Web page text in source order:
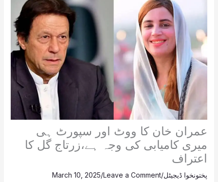
عمران خان کا ووٹ اور سپورٹ ہی
میری کامیابی کی وجہ ہے،زرتاج گل کا
اعتراف
پختونخوا ڈیجیٹل/
Leave a Comment
/
March 10, 2025